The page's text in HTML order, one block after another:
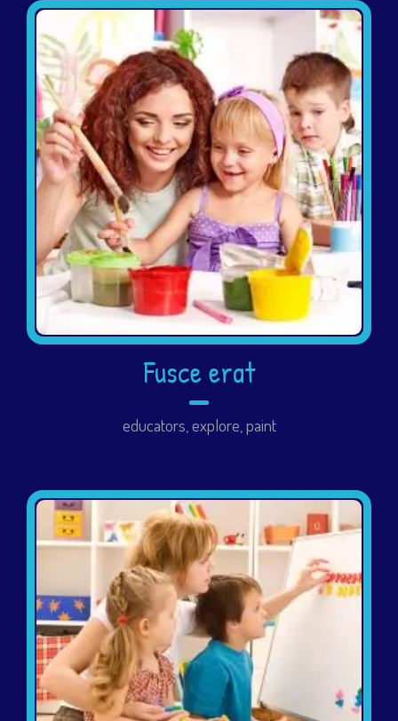
Fusce erat
educators explore paint